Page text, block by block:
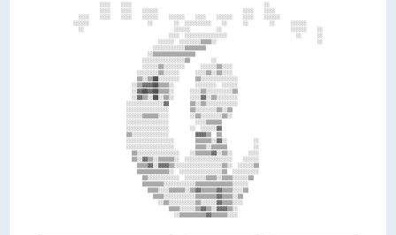
          ░░░░    ░░░░                                                  ░░
          ░░░░    ░░░░    ░░░░░░                                ░░░░    ░░░░
  ░░░░    ░░░░    ░░░░    ░░░░░░    ░░░░░░    ░░░░    ░░░░░░    ░░░░    ░░░░░░
░░░░░░                      ░░        ░░  ░░░░░░░░░░    ░░      ░░        ░░      ░░░░░░
  ░░                                  ░░░░░░          ░░                          ░░░░░░    ░░
                                    ░░░░  ░░░░░░░░░░░░░░░░                          ░░      ░░
                                ░░░░░░  ░░░░░░░░▒▒▒▒░░                                      ░░
                              ░░░░░░░░░░░░▒▒▒▒▒▒▒▒
                            ░░▒▒▒▒▒▒▒▒▒▒▒▒▒▒▒▒
                          ░░░░░░░░░░░░░░░░▒▒        ░░
                          ░░░░░░▒▒░░░░░░░░      ░░░░░░▒▒░░░░
                        ░░░░░░░░▒▒░░░░░░      ░░░░▒▒░░▒▒░░░░
                        ▒▒░░▒▒██░░░░░░░░      ▒▒░░░░░░░░░░░░░░
                      ░░▒▒▓▓▓▓██▒▒▒▒░░        ░░░░░░░░  ░░░░░░
                      ░░▓▓██▓▓██▒▒▒▒░░      ░░░░▒▒░░░░░░░░░░▒▒
                      ░░▓▓▒▒░░██░░▒▒░░      ░░░░▓▓░░▒▒░░░░░░░░
                    ░░░░░░░░░░░░░░▓▓        ▒▒░░▒▒░░░░░░░░░░░░
                    ░░░░░░░░░░░░░░░░        ▒▒░░░░░░░░▒▒░░▒▒
                    ░░░░░░▒▒▒▒▒▒░░░░        ░░▒▒░░░░░░░░▒▒░░
                    ░░░░░░░░░░░░░░░░          ░░░░▒▒▒▒▒▒
                    ░░░░░░░░░░░░░░░░        ░░  ░░░░░░▓▓
                    ▒▒░░░░░░░░░░░░░░          ▓▓▓▓▒▒  ▒▒
                    ░░░░░░░░░░░░░░░░░░        ▒▒▒▒▒▒░░▓▓░░          ░░
                    ░░░░░░░░░░░░░░░░░░        ▒▒▒▒░░▒▒▒▒▒▒          ░░
                      ▒▒░░░░░░░░░░░░░░░░    ░░▒▒▒▒▒▒▓▓░░▒▒░░      ░░░░
                      ▒▒░░▓▓▒▒░░▒▒▒▒▒▒░░  ░░░░░░░░░░░░░░░░░░    ░░░░░░
                        ▒▒▒▒▓▓░░▓▓▓▓▒▒░░░░░░░░░░░░░░░░░░▒▒░░  ░░░░░░▒▒
                        ▒▒▒▒▒▒▒▒▒▒▒▒░░  ░░░░░░░░░░░░░░░░▒▒  ░░░░░░░░░░
                          ▒▒░░░░░░░░░░░░  ░░░░░░░░▒▒▒▒░░▒▒▒▒░░░░░░▒▒
                          ▒▒▒▒▒▒▒▒░░░░░░░░░░░░▒▒▒▒▒▒▒▒▒▒▒▒▒▒░░░░░░
                            ▒▒▒▒░░░░▒▒▒▒▒▒░░▒▒▓▓▒▒▒▒▒▒▓▓▒▒▒▒░░░░▒▒
                              ▒▒▒▒░░░░░░░░░░░░▒▒▒▒▒▒▒▒▓▓▒▒▒▒░░▒▒
                                ░░▒▒░░░░░░░░░░▒▒░░░░░░▓▓▒▒▒▒░░░░
                                    ▒▒▒▒░░░░░░▒▒▓▓▒▒░░▓▓▓▓▒▒░░